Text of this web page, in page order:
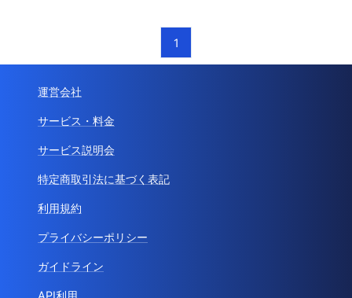
1
運営会社
サービス・料金
サービス説明会
特定商取引法に基づく表記
利用規約
プライバシーポリシー
ガイドライン
API利用